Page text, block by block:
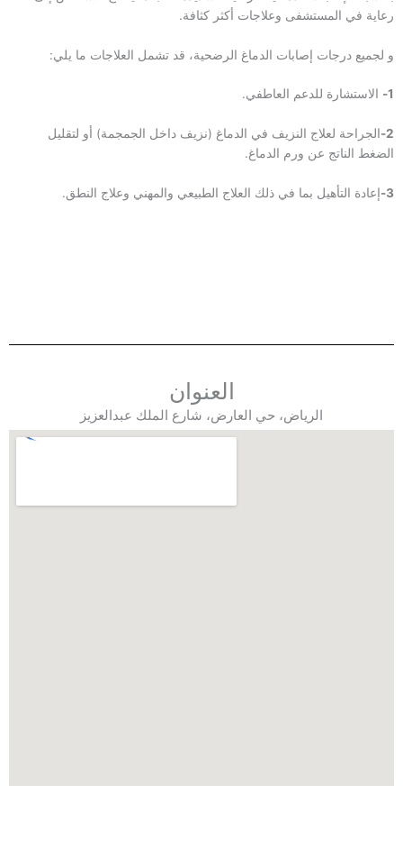
رعاية في المستشفى وعلاجات أكثر كثافة.
و لجميع درجات إصابات الدماغ الرضحية، قد تشمل العلاجات ما يلي:
1- الاستشارة للدعم العاطفي.
2- الجراحة لعلاج النزيف في الدماغ (نزيف داخل الجمجمة) أو لتقليل
الضغط الناتج عن ورم الدماغ.
3- إعادة التأهيل بما في ذلك العلاج الطبيعي والمهني وعلاج النطق.
العنوان
الرياض، حي العارض، شارع الملك عبدالعزيز